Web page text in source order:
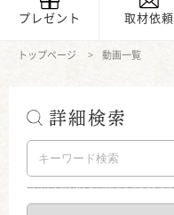
プレゼント 取材依頼
トップページ 動画一覧
詳細検索